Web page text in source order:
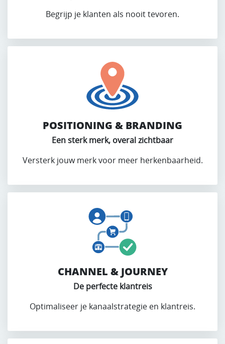
Begrijp je klanten als nooit tevoren.
POSITIONING & BRANDING
Een sterk merk, overal zichtbaar
Versterk jouw merk voor meer herkenbaarheid.
CHANNEL & JOURNEY
De perfecte klantreis
Optimaliseer je kanaalstrategie en klantreis.